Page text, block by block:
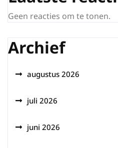
Geen reacties om te tonen.
Archief
augustus 2026
juli 2026
juni 2026